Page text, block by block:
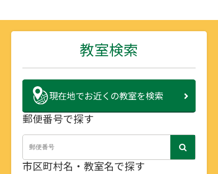
教室検索
現在地でお近くの教室を検索
郵便番号で探す
市区町村名・教室名で探す